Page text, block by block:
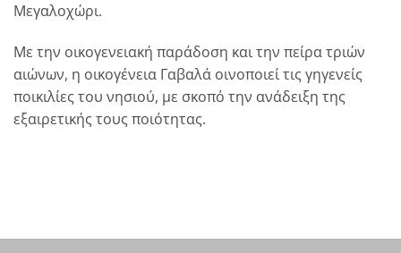
Mεγαλοχώρι.
Με την oικογενειακή παράδοση και την πείρα τριών
αιώνων, η οικογένεια Γαβαλά οινοποιεί τις γηγενείς
ποικιλίες του νησιού, με σκοπό την ανάδειξη της
εξαιρετικής τους ποιότητας.